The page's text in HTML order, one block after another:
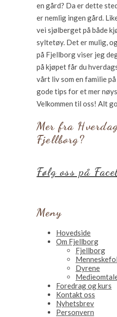
en gård? Da er dette
er nemlig ingen gård.
vei sjølberget på både
syltetøy. Det er mulig,
på Fjellborg viser jeg
på kjøpet får du
vårt liv som en familie
gode tips for et mer
Velkommen til oss! Alt
Mer fra
Fjellborg?
Følg oss på
Meny
Hovedside
Om Fjellborg
Fjellborg
Dyrene
Foredrag og kurs
Kontakt oss
Nyhetsbrev
Personvern